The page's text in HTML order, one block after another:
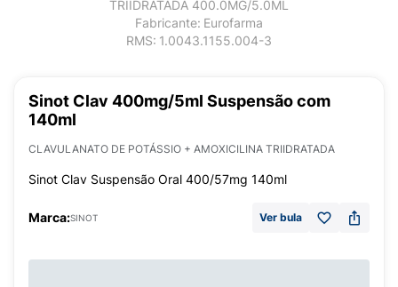
TRIIDRATADA 400.0MG/5.0ML
Fabricante: Eurofarma
RMS: 1.0043.1155.004-3
Sinot Clav 400mg/5ml Suspensão com
140ml
CLAVULANATO DE POTÁSSIO + AMOXICILINA TRIIDRATADA
Sinot Clav Suspensão Oral 400/57mg 140ml
Marca:SINOT Ver bula